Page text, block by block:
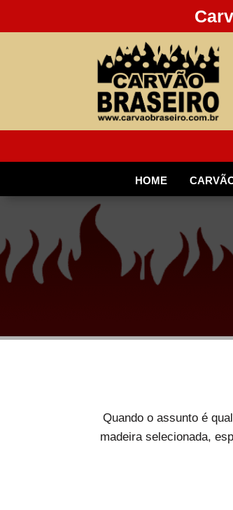
HOME
Quando o assunto é
madeira selecionada,